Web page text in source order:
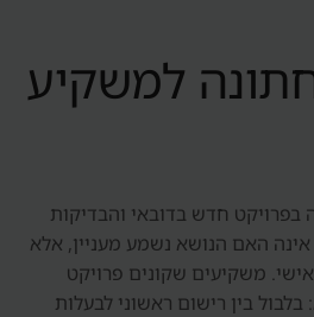
למשקיע
בפרויקט חדש בדובאי והבדיקות
האם הנושא נשמע מעניין, אלא
משקיעים שקונים פרויקט
בלבול בין רישום ראשוני לבעלות